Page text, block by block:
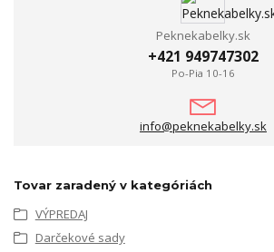
Peknekabelky.sk
+421 949747302
Po-Pia 10-16
info@peknekabelky.sk
Tovar zaradený v kategóriách
VÝPREDAJ
Darčekové sady